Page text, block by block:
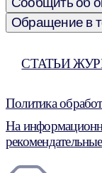
Обращение в
СТАТЬИ
Политика
На